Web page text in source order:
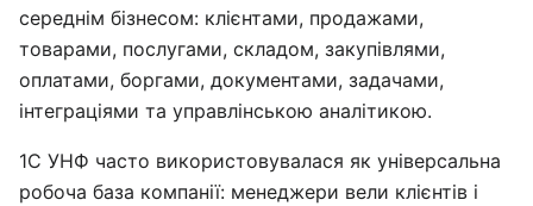
середнім бізнесом: клієнтами, продажами,
товарами, послугами, складом, закупівлями,
оплатами, боргами, документами, задачами,
інтеграціями та управлінською аналітикою.
1С УНФ часто використовувалася як універсальна
робоча база компанії: менеджери вели клієнтів і